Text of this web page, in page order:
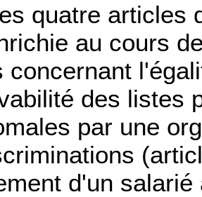
quatre articles
au cours
concernant
des listes
par une
d'un